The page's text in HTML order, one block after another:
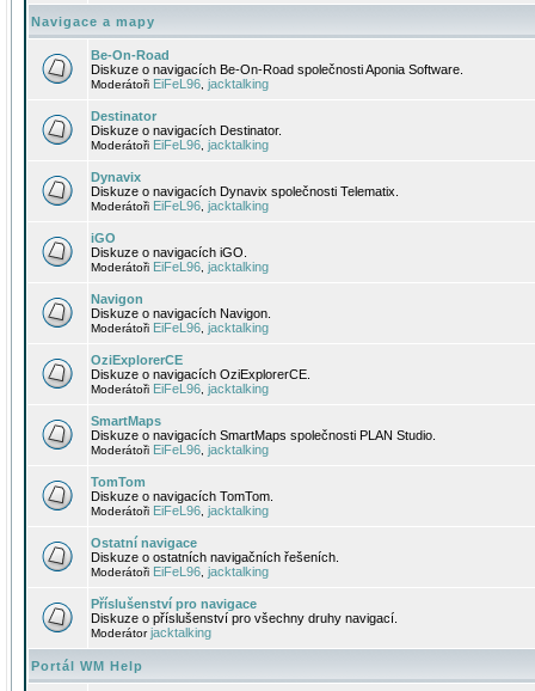
Navigace a mapy
Be-On-Road
Diskuze o navigacích Be-On-Road společnosti Aponia Software.
Moderátoři EiFeL96 jacktalking
Destinator
Diskuze o navigacích Destinator.
Moderátoři EiFeL96 jacktalking
Dynavix
Diskuze o navigacích Dynavix společnosti Telematix.
Moderátoři EiFeL96 jacktalking
iGO
Diskuze o navigacích iGO.
Moderátoři EiFeL96 jacktalking
Navigon
Diskuze o navigacích Navigon.
Moderátoři EiFeL96 jacktalking
OziExplorerCE
Diskuze o navigacích OziExplorerCE.
Moderátoři EiFeL96 jacktalking
SmartMaps
Diskuze o navigacích SmartMaps společnosti PLAN Studio.
Moderátoři EiFeL96 jacktalking
TomTom
Diskuze o navigacích TomTom.
Moderátoři EiFeL96 jacktalking
Ostatní navigace
Diskuze o ostatních navigačních řešeních.
Moderátoři EiFeL96 jacktalking
Příslušenství pro navigace
Diskuze o příslušenství pro všechny druhy navigací.
Moderátorjacktalking
Portál WM Help